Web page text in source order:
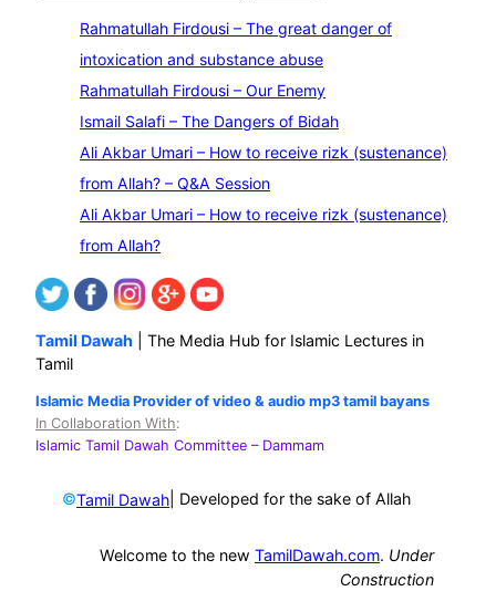
Rahmatullah Firdousi – The great danger of
intoxication and substance abuse
Rahmatullah Firdousi – Our Enemy
Ismail Salafi – The Dangers of Bidah
Ali Akbar Umari – How to receive rizk (sustenance)
from Allah? – Q&A Session
Ali Akbar Umari – How to receive rizk (sustenance)
from Allah?
Tamil Dawah | The Media Hub for Islamic Lectures in
Tamil
Islamic Media Provider of video & audio mp3 tamil bayans
In Collaboration With:
Islamic Tamil Dawah Committee – Dammam
©Tamil Dawah | Developed for the sake of Allah
Welcome to the new TamilDawah.com. Under
Construction